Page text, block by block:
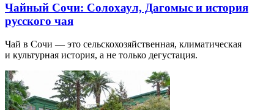
Чайный Сочи: Солохаул, Дагомыс и история
русского чая
Чай в Сочи — это сельскохозяйственная, климатическая
и культурная история, а не только дегустация.